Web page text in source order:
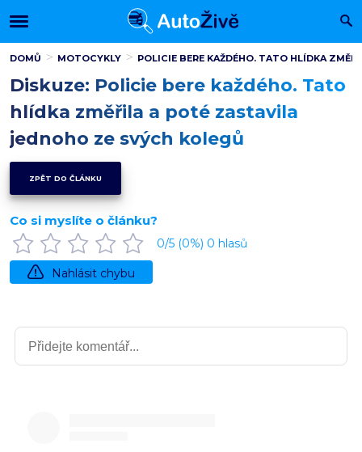
DOMŮ MOTOCYKLY POLICIE BERE KAŽDÉHO. TATO HLÍDKA
Diskuze: Policie bere každého. Tato
hlídka změřila a poté zastavila
jednoho ze svých kolegů
ZPĚT DO ČLÁNKU
Co si myslíte o článku?
0/5 (0%) 0 hlasů
Nahlásit chybu